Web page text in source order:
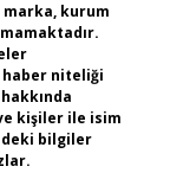
kurum
haber niteliği
kişiler ile isim
bilgiler